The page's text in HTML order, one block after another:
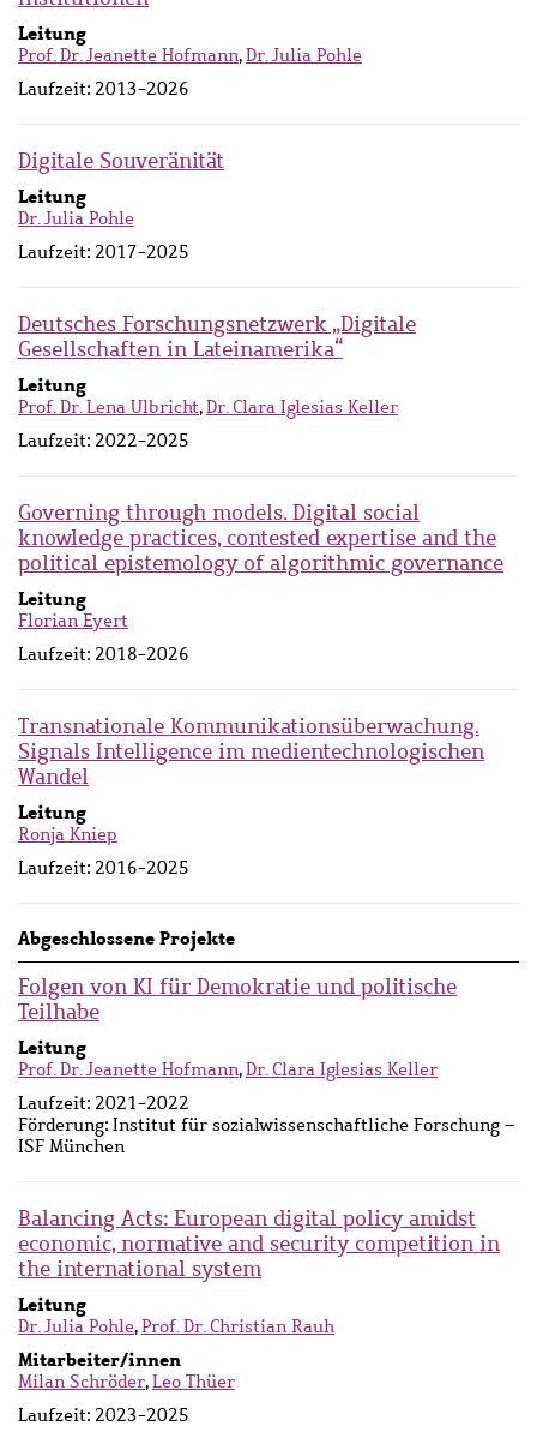
Leitung
Prof. Dr. Jeanette Hofmann,Dr. Julia Pohle
Laufzeit: 2013-2026
Digitale Souveränität
Leitung
Dr. Julia Pohle
Laufzeit: 2017-2025
Deutsches Forschungsnetzwerk „Digitale
Gesellschaften in Lateinamerika“
Leitung
Prof. Dr. Lena Ulbricht,Dr. Clara Iglesias Keller
Laufzeit: 2022-2025
Governing through models. Digital social
knowledge practices, contested expertise and the
political epistemology of algorithmic governance
Leitung
Florian Eyert
Laufzeit: 2018-2026
Transnationale Kommunikationsüberwachung.
Signals Intelligence im medientechnologischen
Wandel
Leitung
Ronja Kniep
Laufzeit: 2016-2025
Abgeschlossene Projekte
Folgen von KI für Demokratie und politische
Teilhabe
Leitung
Prof. Dr. Jeanette Hofmann,Dr. Clara Iglesias Keller
Laufzeit: 2021-2022
Förderung: Institut für sozialwissenschaftliche Forschung –
ISF München
Balancing Acts: European digital policy amidst
economic, normative and security competition in
the international system
Leitung
Dr. Julia Pohle,Prof. Dr. Christian Rauh
Mitarbeiter/innen
Milan Schröder,Leo Thüer
Laufzeit: 2023-2025